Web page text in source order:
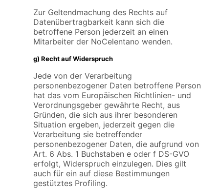
Zur Geltendmachung des Rechts auf
Datenübertragbarkeit kann sich die
betroffene Person jederzeit an einen
Mitarbeiter der NoCelentano wenden.
g) Recht auf Widerspruch
Jede von der Verarbeitung
personenbezogener Daten betroffene Person
hat das vom Europäischen Richtlinien- und
Verordnungsgeber gewährte Recht, aus
Gründen, die sich aus ihrer besonderen
Situation ergeben, jederzeit gegen die
Verarbeitung sie betreffender
personenbezogener Daten, die aufgrund von
Art. 6 Abs. 1 Buchstaben e oder f DS-GVO
erfolgt, Widerspruch einzulegen. Dies gilt
auch für ein auf diese Bestimmungen
gestütztes Profiling.